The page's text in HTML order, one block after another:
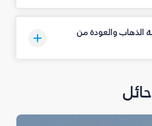
الذهاب والعودة من